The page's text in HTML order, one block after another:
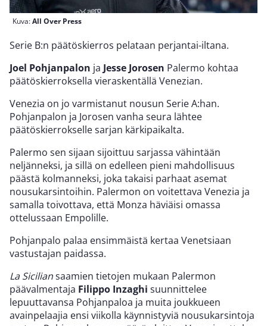
Kuva:All Over Press
Serie B:n päätöskierros pelataan perjantai-iltana.
Joel Pohjanpalon ja Jesse Jorosen Palermo kohtaa
päätöskierroksella vieraskentällä Venezian.
Venezia on jo varmistanut nousun Serie A:han.
Pohjanpalon ja Jorosen vanha seura lähtee
päätöskierrokselle sarjan kärkipaikalta.
Palermo sen sijaan sijoittuu sarjassa vähintään
neljänneksi, ja sillä on edelleen pieni mahdollisuus
päästä kolmanneksi, joka takaisi parhaat asemat
nousukarsintoihin. Palermon on voitettava Venezia ja
samalla toivottava, että Monza häviäisi omassa
ottelussaan Empolille.
Pohjanpalo palaa ensimmäistä kertaa Venetsiaan
vastustajan paidassa.
La Siciliansaamien tietojen mukaan Palermon
päävalmentaja Filippo Inzaghi suunnittelee
lepuuttavansa Pohjanpaloa ja muita joukkueen
avainpelaajia ensi viikolla käynnistyviä nousukarsintoja